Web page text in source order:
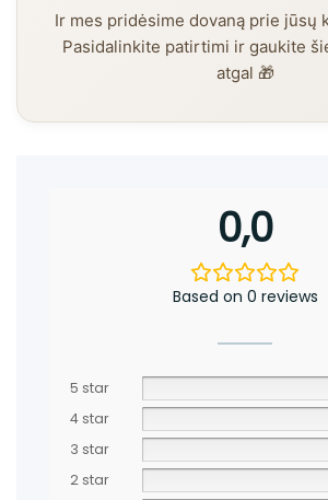
Ir mes pridėsime dovaną prie jūsų
Pasidalinkite patirtimi ir gaukite
atgal 🎁
0,0
Based on 0 reviews
5 star
4 star
3 star
2 star